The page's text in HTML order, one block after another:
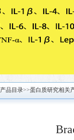
产品目录>>蛋白质研究相关